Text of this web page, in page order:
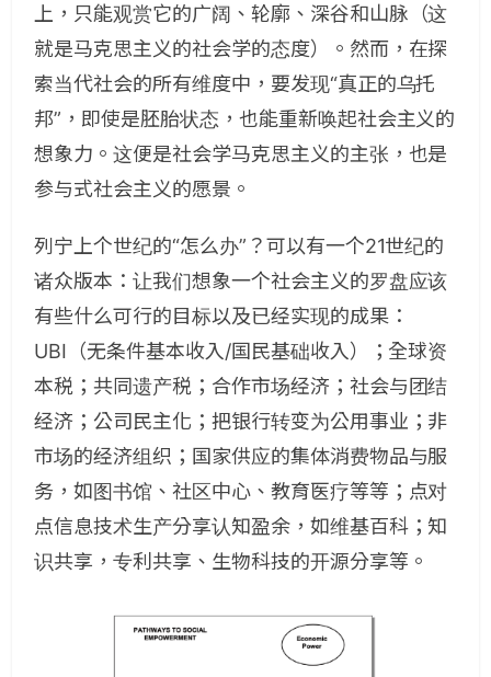
上，只能观赏它的广阔、轮廓、深谷和山脉（这
就是马克思主义的社会学的态度）。然而，在探
索当代社会的所有维度中，要发现“真正的乌托
邦”，即使是胚胎状态，也能重新唤起社会主义的
想象力。这便是社会学马克思主义的主张，也是
参与式社会主义的愿景。
列宁上个世纪的“怎么办”？可以有一个21世纪的
诸众版本：让我们想象一个社会主义的罗盘应该
有些什么可行的目标以及已经实现的成果：
UBI（无条件基本收入/国民基础收入）；全球资
本税；共同遗产税；合作市场经济；社会与团结
经济；公司民主化；把银行转变为公用事业；非
市场的经济组织；国家供应的集体消费物品与服
务，如图书馆、社区中心、教育医疗等等；点对
点信息技术生产分享认知盈余，如维基百科；知
识共享，专利共享、生物科技的开源分享等。